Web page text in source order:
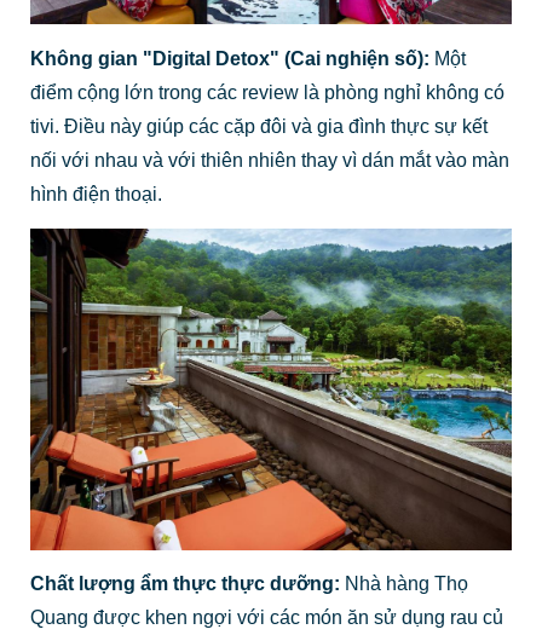
Không gian "Digital Detox" (Cai nghiện số): Một
điểm cộng lớn trong các review là phòng nghỉ không có
tivi. Điều này giúp các cặp đôi và gia đình thực sự kết
nối với nhau và với thiên nhiên thay vì dán mắt vào màn
hình điện thoại.
Chất lượng ẩm thực thực dưỡng: Nhà hàng Thọ
Quang được khen ngợi với các món ăn sử dụng rau củ